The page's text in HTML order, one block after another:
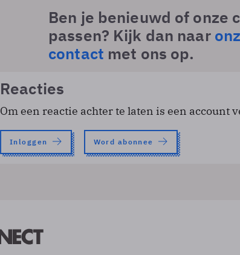
Ben je benieuwd of
passen? Kijk dan naar
contact met ons op.
Reacties
Om een reactie achter te laten is een account
Inloggen Word abonnee